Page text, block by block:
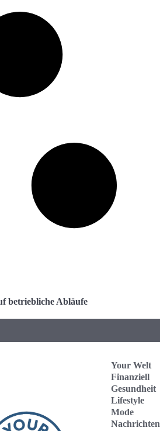
betriebliche Abläufe
Your Welt
Finanziell
Gesundheit
Lifestyle
Mode
Nachrichten